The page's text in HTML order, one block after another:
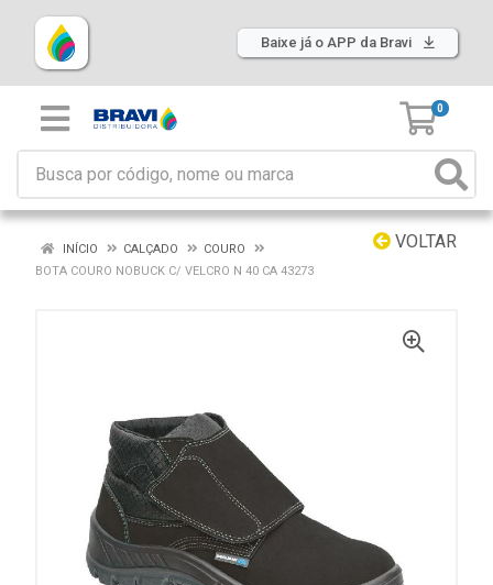
Baixe já o APP da Bravi
0
VOLTAR
INÍCIO CALÇADO
COURO
BOTA COURO NOBUCK C/ VELCRO N 40 CA 43273